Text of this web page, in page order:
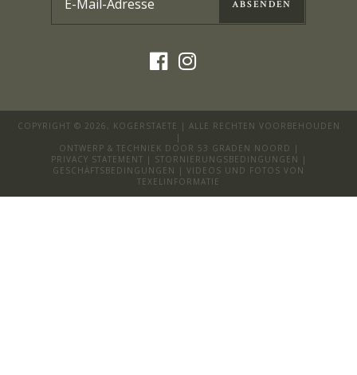
COPYRIGHT © 2026, KOGERSTAETE | ALLE RECHTEN VOORBEHOUDEN
|
ONTWERP & TECHNIEK DOOR 53 GRADEN NOORD |
PRIVACY STATEMENT | STORNIERUNGSBEDINGUNGEN |
GESCHÄFTSBEDINGUNGEN | VIDEOS UND FOTOS VON
TEXELINFORMATIE